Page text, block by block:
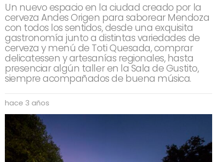
Un nuevo espacio en la ciudad creado por la
cerveza Andes Origen para saborear Mendoza
con todos los sentidos, desde una exquisita
gastronomía junto a distintas variedades de
cerveza y menú de Toti Quesada, comprar
delicatessen y artesanías regionales, hasta
presenciar algún taller en la Sala de Gustito,
siempre acompañados de buena música.
hace 3 años